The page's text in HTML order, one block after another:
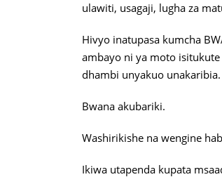
ulawiti, usagaji, lugha za
Hivyo inatupasa kumcha
ambayo ni ya moto
dhambi unyakuo unakaribia.
Bwana akubariki.
Washirikishe na wengine
Ikiwa utapenda kupata